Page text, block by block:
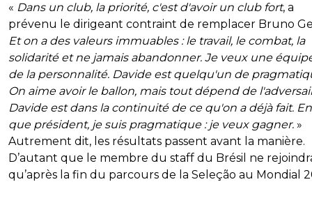
« Dans un club, la priorité, c'est d'avoir un club fort, a
prévenu le dirigeant contraint de remplacer Bruno
Et on a des valeurs immuables : le travail, le combat, la
solidarité et ne jamais abandonner. Je veux une
de la personnalité. Davide est quelqu'un de
On aime avoir le ballon, mais tout dépend de
Davide est dans la continuité de ce qu'on a déjà fait.
que président, je suis pragmatique : je veux gagner. »
Autrement dit, les résultats passent avant la manière.
D’autant que le membre du staff du Brésil ne
qu’après la fin du parcours de la Seleção au Mondial